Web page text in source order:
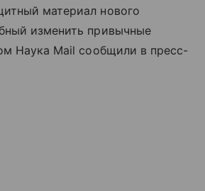
материал нового
изменить привычные
Наука Mail сообщили в пресс-